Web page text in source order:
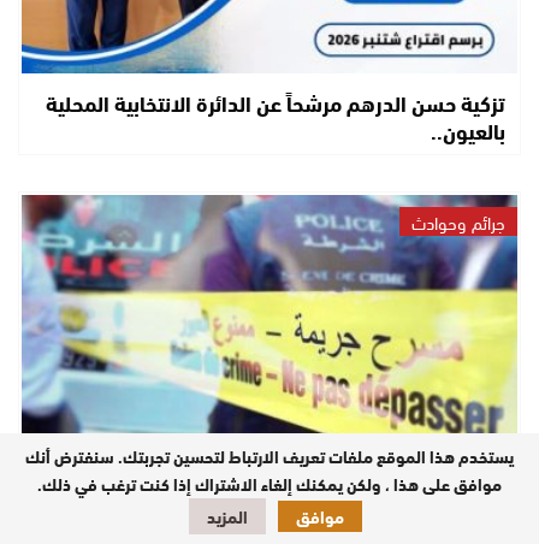
تزكية حسن الدرهم مرشحاً عن الدائرة الانتخابية المحلية
بالعيون..
جرائم وحوادث
عاجل..لْقَاوْ جُثَّةْ فَتَاةْ مَرْمِيَّةْ فْخَنْشَة فْلعيون وَالأَمْنْ كَيْفْتَحْ
يستخدم هذا الموقع ملفات تعريف الارتباط لتحسين تجربتك. سنفترض أنك
موافق على هذا ، ولكن يمكنك إلغاء الاشتراك إذا كنت ترغب في ذلك.
موافق
المزيد